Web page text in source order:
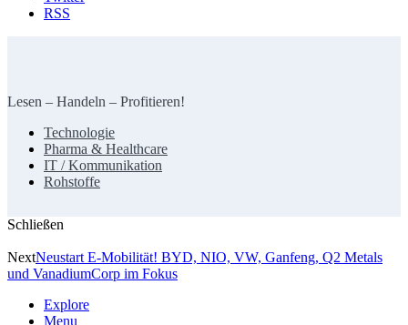
RSS
Lesen – Handeln – Profitieren!
Technologie
Pharma & Healthcare
IT / Kommunikation
Rohstoffe
Schließen
NextNeustart E-Mobilität! BYD, NIO, VW, Ganfeng, Q2 Metals
und VanadiumCorp im Fokus
Explore
Menu